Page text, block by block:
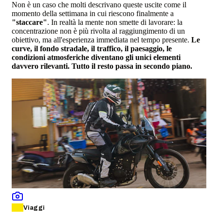
Non è un caso che molti descrivano queste uscite come il
momento della settimana in cui riescono finalmente a
"staccare". In realtà la mente non smette di lavorare: la
concentrazione non è più rivolta al raggiungimento di un
obiettivo, ma all'esperienza immediata nel tempo presente. Le
curve, il fondo stradale, il traffico, il paesaggio, le
condizioni atmosferiche diventano gli unici elementi
davvero rilevanti. Tutto il resto passa in secondo piano.
Viaggi